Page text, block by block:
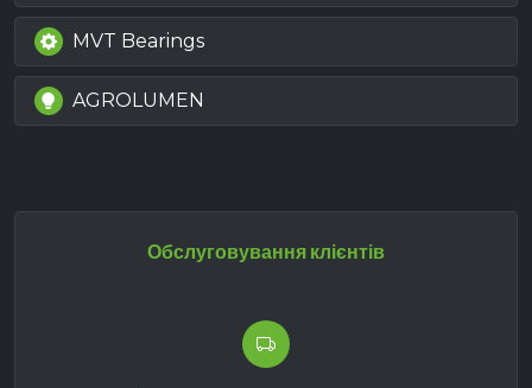
MVT Bearings
AGROLUMEN
Обслуговування клієнтів